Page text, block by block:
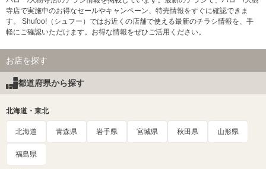
寺店で実施中のお得なセールやキャンペーン、特売情報をすぐに確認できま
す。 Shufoo!（シュフー）ではお近くの店舗で使える最新のチラシ情報を、手
軽にご確認いただけます。お得な情報をぜひご活用ください。
お店を探す
都道府県から探す
北海道・東北
北海道 青森県 岩手県 宮城県 秋田県 山形県
福島県